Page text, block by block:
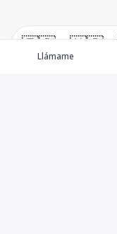
🇪🇸 🇺🇸
Llámame